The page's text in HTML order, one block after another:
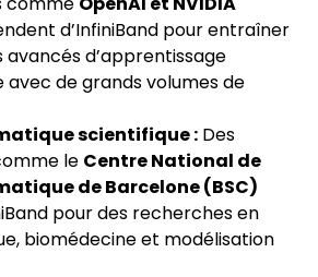
d’InfiniBand pour entraîner
avancés d’apprentissage
de grands volumes de
scientifique : Des
le Centre National de
de Barcelone (BSC)
pour des recherches en
biomédecine et modélisation